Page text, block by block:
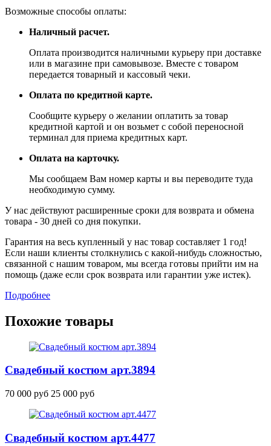
Возможные способы оплаты:
Наличный расчет.
Оплата производится наличными курьеру при доставке
или в магазине при самовывозе. Вместе с товаром
передается товарный и кассовый чеки.
Оплата по кредитной карте.
Сообщите курьеру о желании оплатить за товар
кредитной картой и он возьмет с собой переносной
терминал для приема кредитных карт.
Оплата на карточку.
Мы сообщаем Вам номер карты и вы переводите туда
необходимую сумму.
У нас действуют расширенные сроки для возврата и обмена
товара - 30 дней со дня покупки.
Гарантия на весь купленный у нас товар составляет 1 год!
Если наши клиенты столкнулись с какой-нибудь сложностью,
связанной с нашим товаром, мы всегда готовы прийти им на
помощь (даже если срок возврата или гарантии уже истек).
Подробнее
Похожие товары
Свадебный костюм арт.3894
70 000 руб 25 000 руб
Свадебный костюм арт.4477